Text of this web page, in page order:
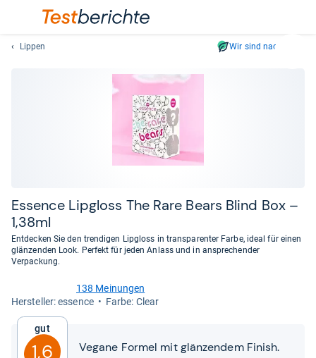
sich
Lippen Wir sind nachhaltig
Essence Lip­gloss The Rare Bears Blind Box –
1,38ml
Entdecken Sie den trendigen Lipgloss in transparenter Farbe, ideal für einen
glänzenden Look. Perfekt für jeden Anlass und in ansprechender
Verpackung.
von
Sternen
138 Meinungen
Her­stel­ler: essence
Farbe: Clear
Gut
1,6 Vegane Formel mit glänzendem Finish.